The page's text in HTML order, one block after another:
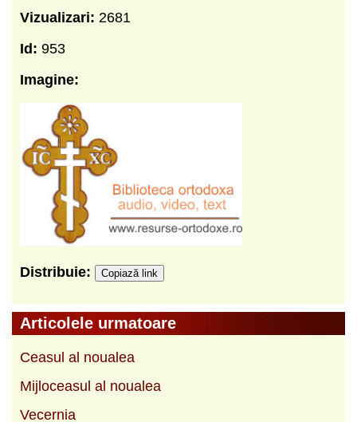
Vizualizari: 2681
Id: 953
Imagine:
Distribuie: Copiază link
Articolele urmatoare
Ceasul al noualea
Mijloceasul al noualea
Vecernia